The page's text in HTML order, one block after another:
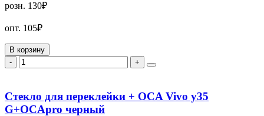
розн. 130₽
опт. 105₽
В корзину
-
+
Стекло для переклейки + OCA Vivo y35
G+OCApro черный